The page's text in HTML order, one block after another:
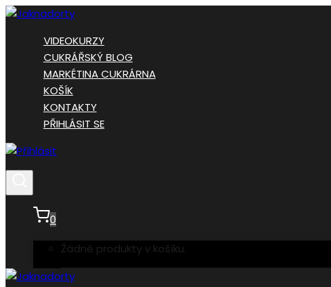
Přeskočit
VIDEOKURZY
CUKRÁŘSKÝ BLOG
MARKÉTINA CUKRÁRNA
KOŠÍK
KONTAKTY
PŘIHLÁSIT SE
0
Žádné produkty v košíku.